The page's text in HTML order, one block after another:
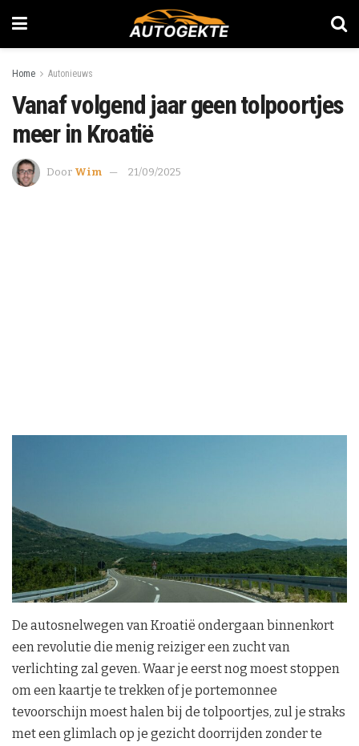
Home Autonieuws
Vanaf volgend jaar geen tolpoortjes
meer in Kroatië
Door Wim 21/09/2025
De autosnelwegen van Kroatië ondergaan binnenkort
een revolutie die menig reiziger een zucht van
verlichting zal geven. Waar je eerst nog moest stoppen
om een kaartje te trekken of je portemonnee
tevoorschijn moest halen bij de tolpoortjes, zul je straks
met een glimlach op je gezicht doorrijden zonder te